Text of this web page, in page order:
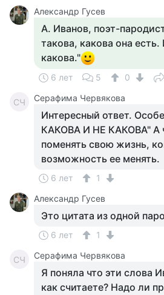
Александр Гусев
А. Иванов, поэт-
такова, какова она
какова."
6 лет 5 0
СЧ Серафима Червякова
Интересный ответ.
КАКОВА И НЕ КАКОВА" А
поменять свою жизнь,
возможность ее менять.
6 лет
1
Александр Гусев
Это цитата из одной
6 лет 1
СЧ Серафима Червякова
Я поняла что эти слова
как считаете? Надо ли